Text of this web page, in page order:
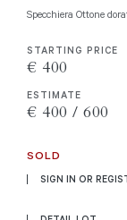
Specchiera Ottone
STARTING PRICE
€ 400
ESTIMATE
€ 400 / 600
SOLD
SIGN IN OR